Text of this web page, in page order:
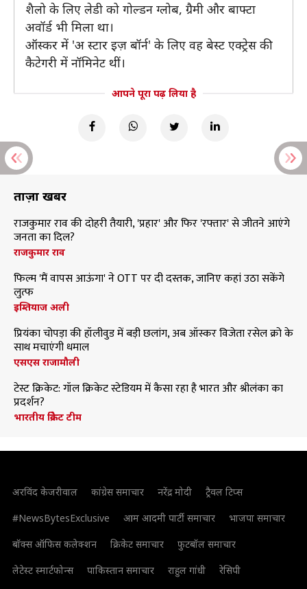
शैलो के लिए लेडी को गोल्डन ग्लोब, ग्रैमी और बाफ्टा
अवॉर्ड भी मिला था।
ऑस्कर में 'अ स्टार इज़ बॉर्न' के लिए वह बेस्ट एक्ट्रेस की
कैटेगरी में नॉमिनेट थीं।
आपने पूरा पढ़ लिया है
ताज़ा खबरें
राजकुमार राव की दोहरी तैयारी, 'प्रहार' और फिर 'रफ्तार' से जीतने आएंगे
जनता का दिल?
राजकुमार राव
फिल्म 'मैं वापस आऊंगा' ने OTT पर दी दस्तक, जानिए कहां उठा सकेंगे
लुत्फ
इम्तियाज अली
प्रियंका चोपड़ा की हॉलीवुड में बड़ी छलांग, अब ऑस्कर विजेता रसेल क्रो के
साथ मचाएंगी धमाल
एसएस राजामौली
टेस्ट क्रिकेट: गॉल क्रिकेट स्टेडियम में कैसा रहा है भारत और श्रीलंका का
प्रदर्शन?
भारतीय क्रिकेट टीम
अरविंद केजरीवाल कांग्रेस समाचार नरेंद्र मोदी
ट्रैवल टिप्स
#NewsBytesExclusive
आम आदमी पार्टी समाचार
भाजपा समाचार
बॉक्स ऑफिस कलेक्शन
क्रिकेट समाचार
फुटबॉल समाचार
लेटेस्ट स्मार्टफोन्स
पाकिस्तान समाचार राहुल गांधी रेसिपी